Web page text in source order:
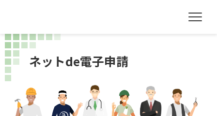
ネットde電子申請